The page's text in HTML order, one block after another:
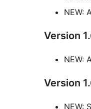
NEW:
Version
NEW:
Version
NEW: